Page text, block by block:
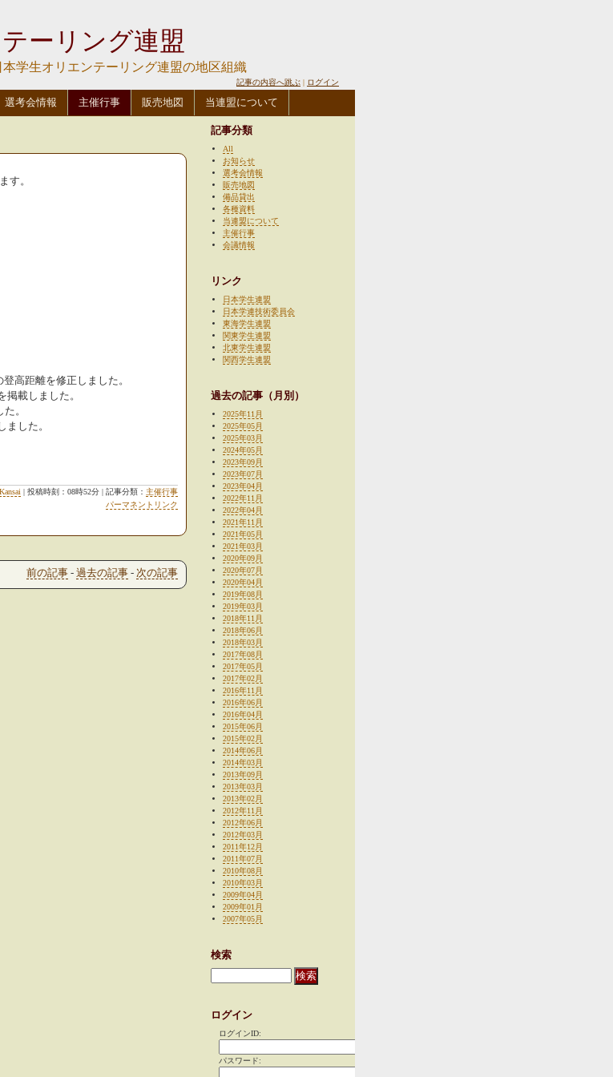
ーリング連盟
学生オリエンテーリング連盟の地区組織
記事の内容へ跳ぶ | ログイン
選考会情報 主催行事 販売地図 当連盟について
す。
高距離を修正しました。
掲載しました。
。
ました。
Kansai | 投稿時刻：08時52分 | 記事分類： 主催行事
パーマネントリンク
前の記事 - 過去の記事 - 次の記事
記事分類
All
お知らせ
選考会情報
販売地図
備品貸出
各種資料
当連盟について
主催行事
会議情報
リンク
日本学生連盟
日本学連技術委員会
東海学生連盟
関東学生連盟
北東学生連盟
関西学生連盟
過去の記事（月別）
2025年11月
2025年05月
2025年03月
2024年05月
2023年09月
2023年07月
2023年04月
2022年11月
2022年04月
2021年11月
2021年05月
2021年03月
2020年09月
2020年07月
2020年04月
2019年08月
2019年03月
2018年11月
2018年06月
2018年03月
2017年08月
2017年05月
2017年02月
2016年11月
2016年06月
2016年04月
2015年06月
2015年02月
2014年06月
2014年03月
2013年09月
2013年03月
2013年02月
2012年11月
2012年06月
2012年03月
2011年12月
2011年07月
2010年08月
2010年03月
2009年04月
2009年01月
2007年05月
検索
ログイン
ログインID:
パスワード: